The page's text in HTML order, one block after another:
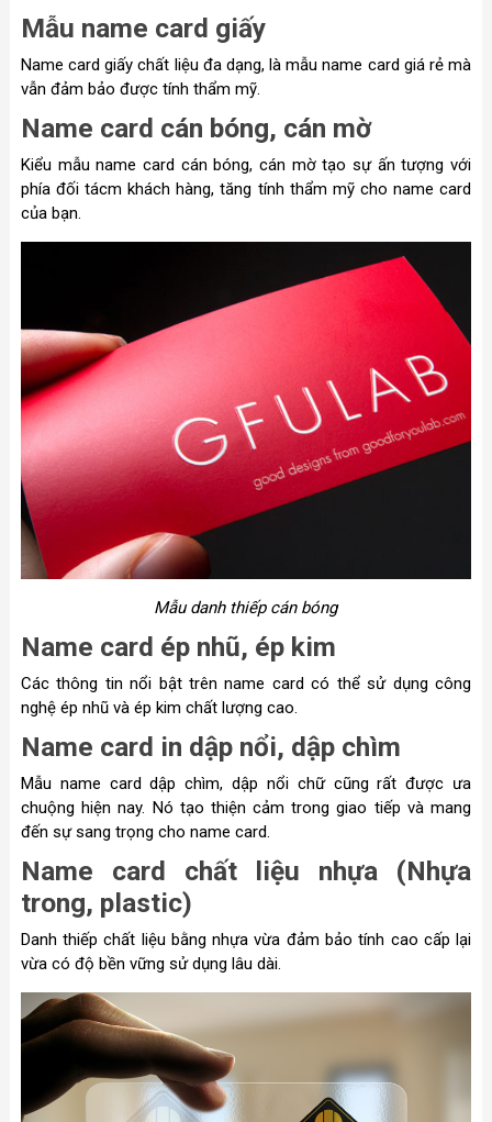
Mẫu name card giấy
Name card giấy chất liệu đa dạng, là mẫu name card giá rẻ mà
vẫn đảm bảo được tính thẩm mỹ.
Name card cán bóng, cán mờ
Kiểu mẫu name card cán bóng, cán mờ tạo sự ấn tượng với
phía đối tácm khách hàng, tăng tính thẩm mỹ cho name card
của bạn.
Mẫu danh thiếp cán bóng
Name card ép nhũ, ép kim
Các thông tin nổi bật trên name card có thể sử dụng công
nghệ ép nhũ và ép kim chất lượng cao.
Name card in dập nổi, dập chìm
Mẫu name card dập chìm, dập nổi chữ cũng rất được ưa
chuộng hiện nay. Nó tạo thiện cảm trong giao tiếp và mang
đến sự sang trọng cho name card.
Name card chất liệu nhựa (Nhựa
trong, plastic)
Danh thiếp chất liệu bằng nhựa vừa đảm bảo tính cao cấp lại
vừa có độ bền vững sử dụng lâu dài.